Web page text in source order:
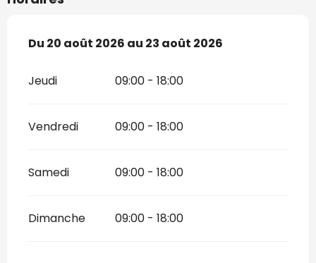
Du 20 août 2026 au 23 août 2026
Du 20 août 2026 au 23 août 2026
Jeudi 09:00 - 18:00
Vendredi 09:00 - 18:00
Samedi 09:00 - 18:00
Dimanche 09:00 - 18:00